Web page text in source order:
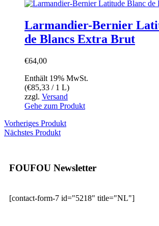
Larmandier-Bernier
de Blancs Extra Brut
€64,00
Enthält 19% MwSt.
(€85,33 / 1 L)
zzgl. Versand
Gehe zum Produkt
Vorheriges Produkt
Nächstes Produkt
FOUFOU Newsletter
[contact-form-7 id="5218" title="NL"]